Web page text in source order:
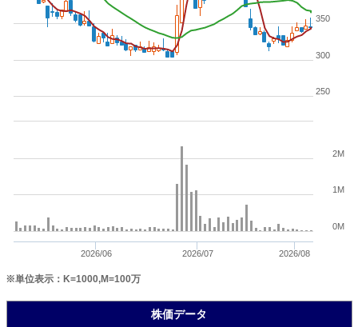
2026/06 2026/07 2026/08
250
300
350
0M
1M
2M
※単位表示：K=1000,M=100万
株価データ